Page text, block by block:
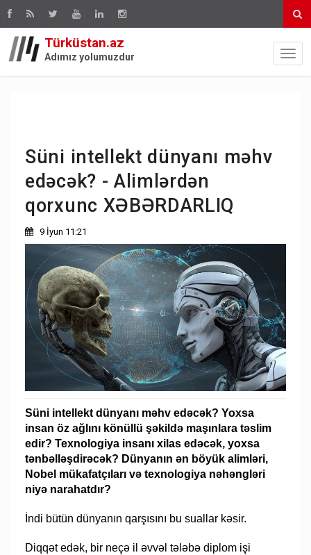
Türküstan.az
Adımız yolumuzdur
Süni intellekt dünyanı məhv
edəcək? - Alimlərdən
qorxunc XƏBƏRDARLIQ
9 İyun 11:21
Süni intellekt dünyanı məhv edəcək? Yoxsa
insan öz ağlını könüllü şəkildə maşınlara təslim
edir? Texnologiya insanı xilas edəcək, yoxsa
tənbəlləşdirəcək? Dünyanın ən böyük alimləri,
Nobel mükafatçıları və texnologiya nəhəngləri
niyə narahatdır?
İndi bütün dünyanın qarşısını bu suallar kəsir.
Diqqət edək, bir neçə il əvvəl tələbə diplom işi